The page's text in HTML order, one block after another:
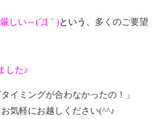
しい～(´Д｀)という、 多くのご要望
した♪
イミングが合わなかったの！」
気軽にお越しください(^^♪